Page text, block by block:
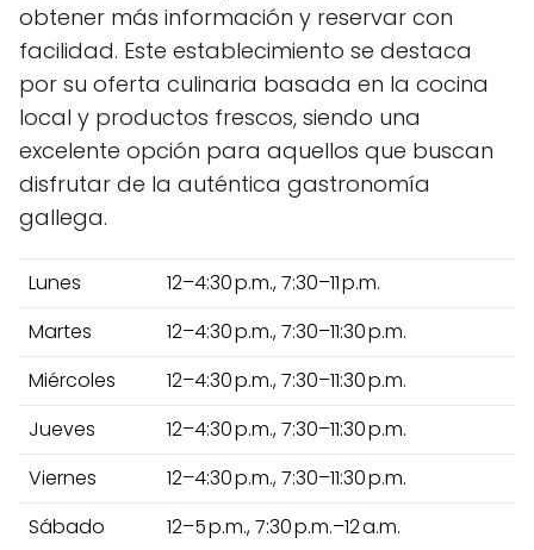
obtener más información y reservar con
facilidad. Este establecimiento se destaca
por su oferta culinaria basada en la cocina
local y productos frescos, siendo una
excelente opción para aquellos que buscan
disfrutar de la auténtica gastronomía
gallega.
Lunes
12–4:30 p.m., 7:30–11 p.m.
Martes
12–4:30 p.m., 7:30–11:30 p.m.
Miércoles
12–4:30 p.m., 7:30–11:30 p.m.
Jueves
12–4:30 p.m., 7:30–11:30 p.m.
Viernes
12–4:30 p.m., 7:30–11:30 p.m.
Sábado
12–5 p.m., 7:30 p.m.–12 a.m.